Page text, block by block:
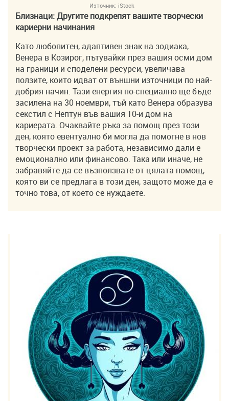
Източник: iStock
Близнаци: Другите подкрепят вашите творчески
кариерни начинания
Като любопитен, адаптивен знак на зодиака,
Венера в Козирог, пътувайки през вашия осми дом
на граници и споделени ресурси, увеличава
ползите, които идват от външни източници по най-
добрия начин. Тази енергия по-специално ще бъде
засилена на 30 ноември, тъй като Венера образува
секстил с Нептун във вашия 10-и дом на
кариерата. Очаквайте ръка за помощ през този
ден, която евентуално би могла да помогне в нов
творчески проект за работа, независимо дали е
емоционално или финансово. Така или иначе, не
забравяйте да се възползвате от цялата помощ,
която ви се предлага в този ден, защото може да е
точно това, от което се нуждаете.